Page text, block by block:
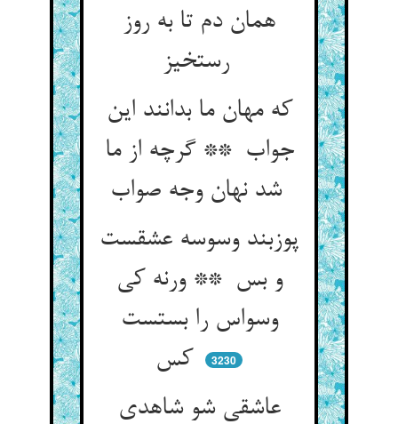
همان دم تا به روز
رستخیز
که مهان ما بدانند این
جواب ** گرچه از ما
شد نهان وجه صواب
پوزبند وسوسه عشقست
و بس ** ورنه کی
وسواس را بستست
3230
عاشقی شو شاهدی